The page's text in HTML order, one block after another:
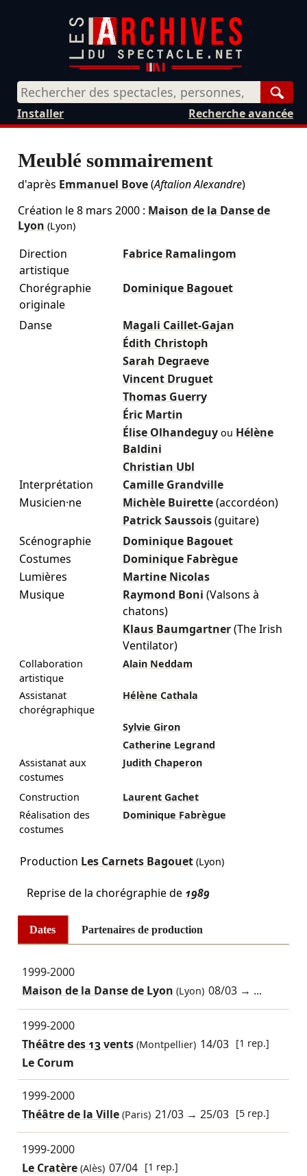
Recherche avancée
Installer
Meublé sommairement
d'après Emmanuel Bove(Aftalion Alexandre)
Création le8 mars 2000: Maison de la Danse de
Lyon (Lyon)
Direction
artistique
Fabrice Ramalingom
Chorégraphie
originale
Dominique Bagouet
Danse
Magali Caillet-Gajan
Édith Christoph
Sarah Degraeve
Vincent Druguet
Thomas Guerry
Éric Martin
Élise Olhandeguy ou Hélène
Baldini
Christian Ubl
Interprétation
Camille Grandville
Musicien·ne
Michèle Buirette (accordéon)
Patrick Saussois (guitare)
Scénographie
Dominique Bagouet
Costumes
Dominique Fabrègue
Lumières
Martine Nicolas
Musique
Raymond Boni (Valsons à
chatons)
Klaus Baumgartner (The Irish
Ventilator)
Collaboration
artistique
Alain Neddam
Assistanat
chorégraphique
Hélène Cathala
Sylvie Giron
Catherine Legrand
Assistanat aux
costumes
Judith Chaperon
Construction
Laurent Gachet
Réalisation des
costumes
Dominique Fabrègue
Production Les Carnets Bagouet(Lyon)
Reprise de la chorégraphie de 1989
Dates Partenaires de production
1999-2000
Maison de la Danse de Lyon (Lyon) 08/03 → ...
1999-2000
Théâtre des 13 vents(Montpellier) 14/03 [1 rep.]
Le Corum
1999-2000
Théâtre de la Ville(Paris) 21/03 →25/03 [5 rep.]
1999-2000
Le Cratère(Alès) 07/04 [1 rep.]